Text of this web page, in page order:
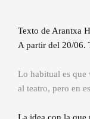
Texto de Arantxa
A partir del 20/06.
Lo habitual es que
al teatro, pero en
La idea con la que